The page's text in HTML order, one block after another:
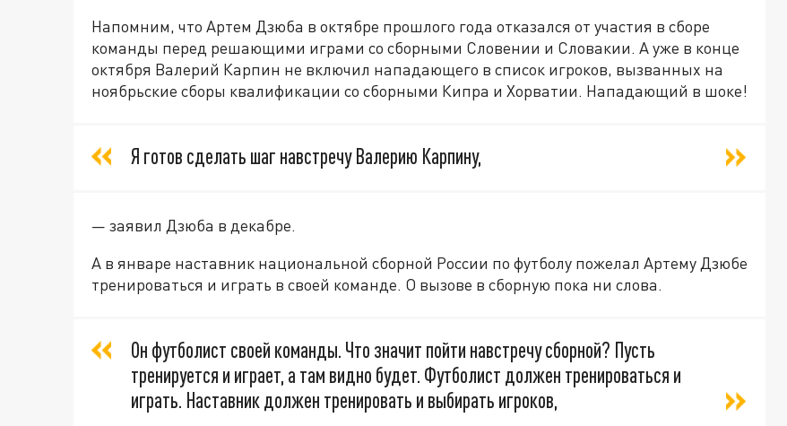
Напомним, что Артем Дзюба в октябре прошлого года отказался от участия в сборе
команды перед решающими играми со сборными Словении и Словакии. А уже в конце
октября Валерий Карпин не включил нападающего в список игроков, вызванных на
ноябрьские сборы квалификации со сборными Кипра и Хорватии. Нападающий в шоке!
Я готов сделать шаг навстречу Валерию Карпину,
— заявил Дзюба в декабре.
А в январе наставник национальной сборной России по футболу пожелал Артему Дзюбе
тренироваться и играть в своей команде. О вызове в сборную пока ни слова.
Он футболист своей команды. Что значит пойти навстречу сборной? Пусть
тренируется и играет, а там видно будет. Футболист должен тренироваться и
играть. Наставник должен тренировать и выбирать игроков,